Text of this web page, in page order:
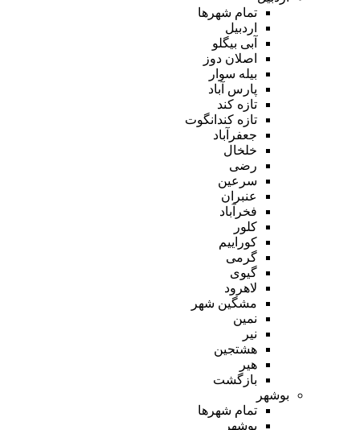
تمام شهر‌ها
اردبیل
آبی بیگلو
اصلان دوز
بیله سوار
پارس آباد
تازه کند
تازه کندانگوت
جعفرآباد
خلخال
رضی
سرعین
عنبران
فخرآباد
کلور
کوراییم
گرمی
گیوی
لاهرود
مشگین شهر
نمین
نیر
هشتجین
هیر
بازگشت
بوشهر
تمام شهر‌ها
بوشهر